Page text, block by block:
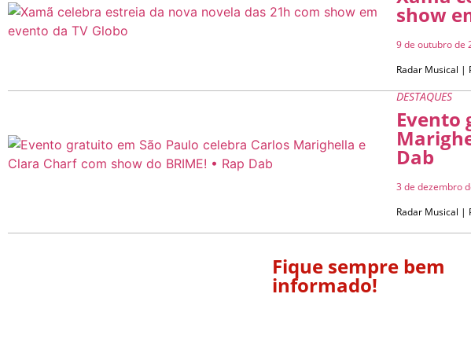
show
9 de outubro de
Radar Musical |
DESTAQUES
Evento
Dab
3 de dezembro
Radar Musical |
Fique sempre bem
informado!